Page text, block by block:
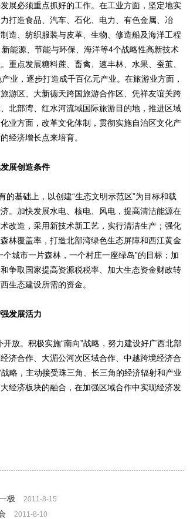
必须重点抓好的工作。在工业方面，坚定地实
打造食品、汽车、石化、电力、有色金属、冶
造、纺织服装与皮革、生物、修造船及海洋工程
能源、节能与环保、海洋等4个战略性高新技术
重点发展糖料蔗、畜禽、速丰林、水果、蚕茧、
业，逐步打造成千百亿元产业。在旅游业方面，
游区、大新德天跨国旅游合作区、凭祥友谊关跨
北部湾、红水河流域国际旅游目的地，推进区域
业方面，改革文化体制，贯彻实施自治区文化产
经济增长点来培育。
展创造条件
基础上，以创建“生态文明示范区”为目标和载
。加快发展水电、核电、风电，提高清洁能源在
改造，采用新技术新工艺，实行清洁生产；强化
林覆盖率，打造北部湾绿色生态屏障和西江黄金
城市一片森林，一个村庄一座绿岛”的目标；加
争取国家提高资源税税率、加大生态资金财政转
生态建设所需的资金。
发展活力
。积极实施“南向”战略，努力建设好广西北部
济合作、大湄公河次区域合作、中越跨境经济合
略，主动接受珠三角、长三角的经济辐射和产业
经济板块的融合，在加强区域合作中实现经济发
极
2011-8-15
2011-8-10